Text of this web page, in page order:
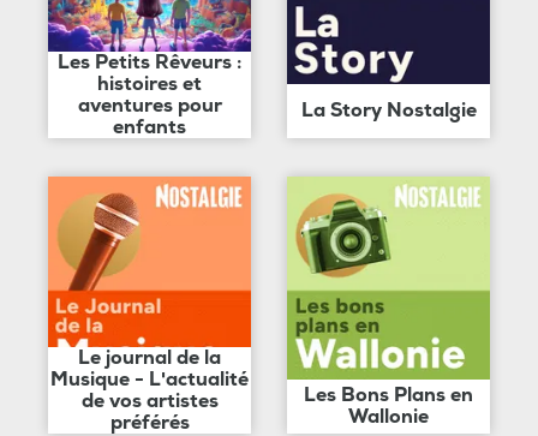
Les Petits Rêveurs :
histoires et
aventures pour
enfants
La Story Nostalgie
Le journal de la
Musique - L'actualité
de vos artistes
préférés
Les Bons Plans en
Wallonie